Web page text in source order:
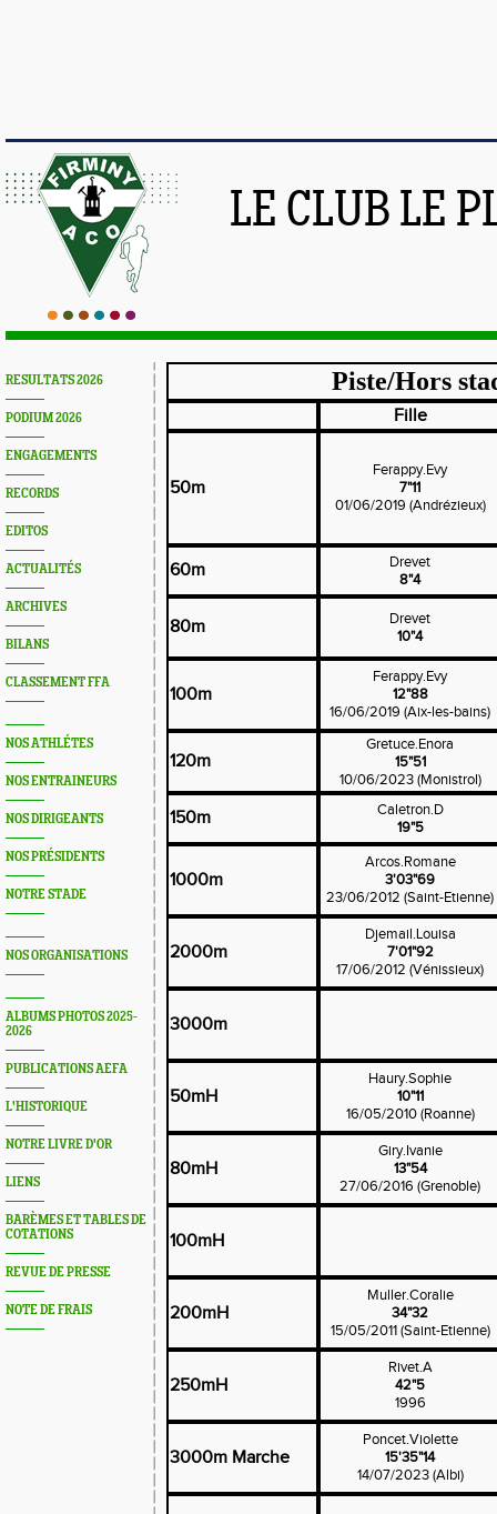
LE CLUB LE
RESULTATS 2026
PODIUM 2026
ENGAGEMENTS
RECORDS
EDITOS
ACTUALITÉS
ARCHIVES
BILANS
CLASSEMENT FFA
NOS ATHLÉTES
NOS ENTRAINEURS
NOS DIRIGEANTS
NOS PRÉSIDENTS
NOTRE STADE
NOS ORGANISATIONS
ALBUMS PHOTOS 2025-
2026
PUBLICATIONS AEFA
L'HISTORIQUE
NOTRE LIVRE D'OR
LIENS
BARÈMES ET TABLES DE
COTATIONS
REVUE DE PRESSE
NOTE DE FRAIS
Piste/Hors
Fille
50m
Ferappy.Evy
7"11
01/06/2019 (Andrézieux)
60m
Drevet
8"4
80m
Drevet
10"4
100m
Ferappy.Evy
12"88
16/06/2019 (Aix-les-bains)
120m
Gretuce.Enora
15"51
10/06/2023 (Monistrol)
150m
Caletron.D
19"5
1000m
Arcos.Romane
3'03"69
23/06/2012 (Saint-Etienne)
2000m
Djemail.Louisa
7'01"92
17/06/2012 (Vénissieux)
3000m
50mH
Haury.Sophie
10"11
16/05/2010 (Roanne)
80mH
Giry.Ivanie
13"54
27/06/2016 (Grenoble)
100mH
200mH
Muller.Coralie
34"32
15/05/2011 (Saint-Etienne)
250mH
Rivet.A
42"5
1996
3000m Marche
Poncet.Violette
15'35"14
14/07/2023 (Albi)